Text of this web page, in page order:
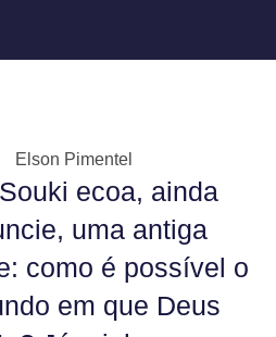
Elson Pimentel
ecoa, ainda
uma antiga
como é possível o
em que Deus